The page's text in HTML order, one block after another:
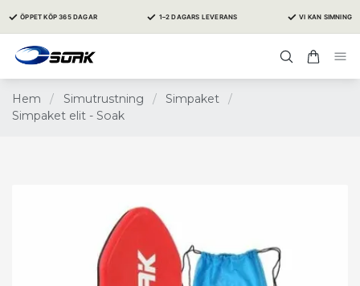
✓ ÖPPET KÖP 365 DAGAR ✓ 1–2 DAGARS LEVERANS ✓ VI KAN SIMNING
Hem / Simutrustning / Simpaket
/
Simpaket elit - Soak